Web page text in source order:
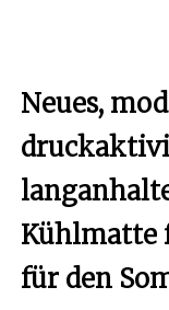
Neues,
Kühlmatte
für den